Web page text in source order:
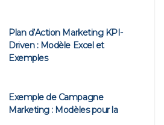
Plan d’Action Marketing KPI-
Driven : Modèle Excel et
Exemples
Exemple de Campagne
Marketing : Modèles pour la